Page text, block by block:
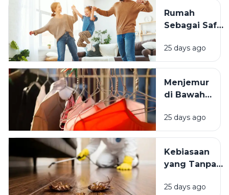
Terasa
Istimewa?
Rumah
Sebagai Safe
Mengapa
Lingkungan
Tinggal yang
Bersih
Kesejahteraan
Kita?
25 days ago
Menjemur
di Bawah
atau Di
Tempat
Mana yang
Lebih
25 days ago
Kebiasaan
yang Tanpa
Mengundang
25 days ago